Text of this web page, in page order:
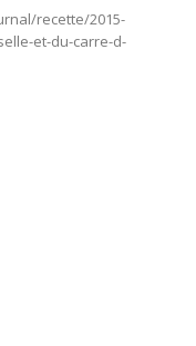
recette/2015-
et-du-carre-d-